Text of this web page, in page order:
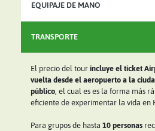
EQUIPAJE DE MANO
TRANSPORTE
El precio del tour incluye el ticket
vuelta desde el aeropuerto a la
público, el cual es es la forma más
eficiente de experimentar la vida en
Para grupos de hasta10 personas